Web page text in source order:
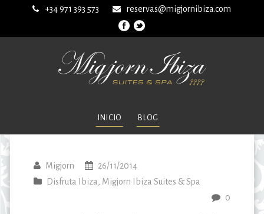
+34 971 393 573 reservas@migjornibiza.com
INICIO BLOG
Migjorn
26/11/2014
Disfruta Ibiza , Migjorn Ibiza Suites & Spa
0